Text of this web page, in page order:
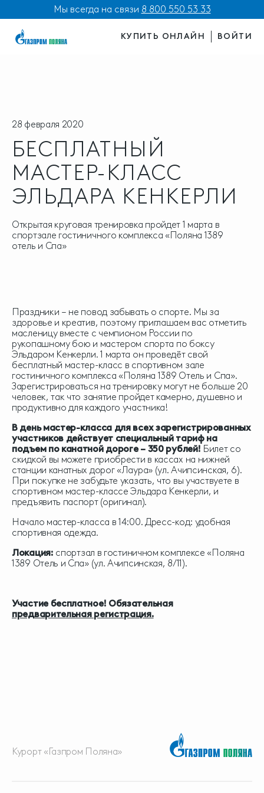
Мы всегда на связи 8 800 550 53 33
КУПИТЬ ОНЛАЙН ВОЙТИ
28 февраля 2020
БЕСПЛАТНЫЙ
МАСТЕР-КЛАСС
ЭЛЬДАРА КЕНКЕРЛИ
Открытая круговая тренировка пройдет 1 марта в
спортзале гостиничного комплекса «Поляна 1389
отель и Спа»
Праздники – не повод забывать о спорте. Мы за
здоровье и креатив, поэтому приглашаем вас отметить
масленицу вместе с чемпионом России по
рукопашному бою и мастером спорта по боксу
Эльдаром Кенкерли. 1 марта он проведёт свой
бесплатный мастер-класс в спортивном зале
гостиничного комплекса «Поляна 1389 Отель и Спа».
Зарегистрироваться на тренировку могут не больше 20
человек, так что занятие пройдет камерно, душевно и
продуктивно для каждого участника!
В день мастер-класса для всех зарегистрированных
участников действует специальный тариф на
подъем по канатной дороге – 350 рублей! Билет со
скидкой вы можете приобрести в кассах на нижней
станции канатных дорог «Лаура» (ул. Ачипсинская, 6).
При покупке не забудьте указать, что вы участвуете в
спортивном мастер-классе Эльдара Кенкерли, и
предъявить паспорт (оригинал).
Начало мастер-класса в 14:00. Дресс-код: удобная
спортивная одежда.
Локация: спортзал в гостиничном комплексе «Поляна
1389 Отель и Спа» (ул. Ачипсинская, 8/11).
Участие бесплатное! Обязательная
предварительная регистрация.
Курорт «Газпром Поляна»